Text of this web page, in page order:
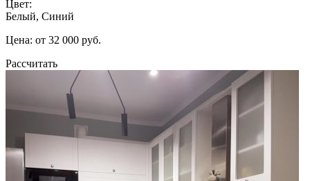
Цвет:
Белый, Синий
Цена: от 32 000 руб.
Рассчитать